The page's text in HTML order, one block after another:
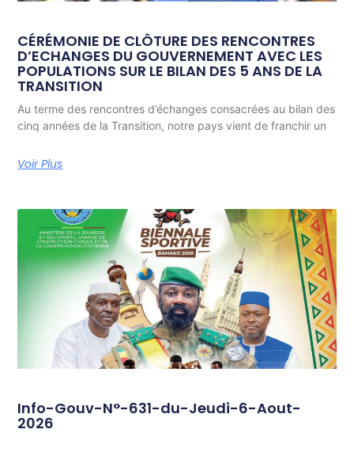
CÉRÉMONIE DE CLÔTURE DES RENCONTRES
D’ECHANGES DU GOUVERNEMENT AVEC LES
POPULATIONS SUR LE BILAN DES 5 ANS DE LA
TRANSITION
Au terme des rencontres d’échanges consacrées au bilan des
cinq années de la Transition, notre pays vient de franchir un
Voir Plus
Info-Gouv-N°-631-du-Jeudi-6-Aout-
2026